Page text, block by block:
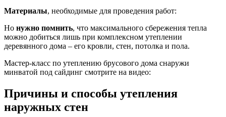
Материалы, необходимые для проведения работ:
Но нужно помнить, что максимального сбережения тепла
можно добиться лишь при комплексном утеплении
деревянного дома – его кровли, стен, потолка и пола.
Мастер-класс по утеплению брусового дома снаружи
минватой под сайдинг смотрите на видео:
Причины и способы утепления
наружных стен